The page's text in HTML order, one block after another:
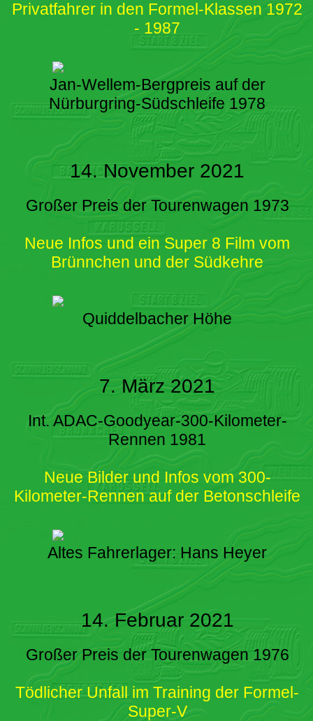
Privatfahrer in den Formel-Klassen 1972
- 1987
Jan-Wellem-Bergpreis auf der
Nürburgring-Südschleife 1978
14. November 2021
Großer Preis der Tourenwagen 1973
Neue Infos und ein Super 8 Film vom
Brünnchen und der Südkehre
Quiddelbacher Höhe
7. März 2021
Int. ADAC-Goodyear-300-Kilometer-
Rennen 1981
Neue Bilder und Infos vom 300-
Kilometer-Rennen auf der Betonschleife
Altes Fahrerlager: Hans Heyer
14. Februar 2021
Großer Preis der Tourenwagen 1976
Tödlicher Unfall im Training der Formel-
Super-V